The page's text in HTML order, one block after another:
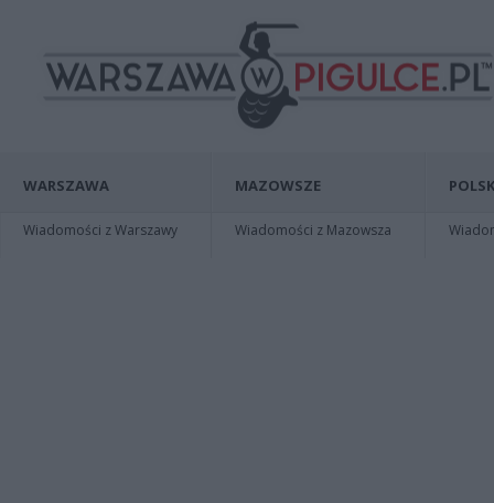
WARSZAWA
Wiadomości z Warszawy
MAZOWSZE
Wiadomości z Mazowsza